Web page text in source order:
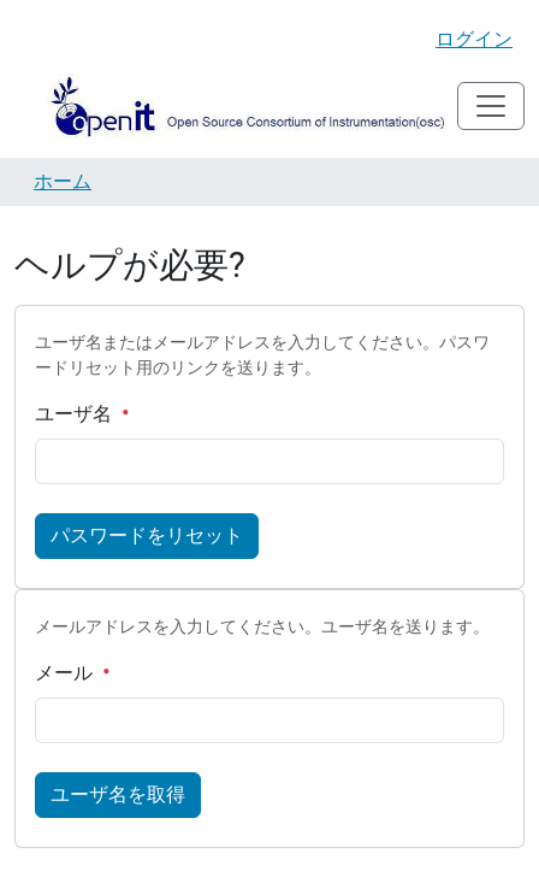
ログイン
ホーム
ヘルプが必要?
ユーザ名またはメールアドレスを入力してください。パスワ
ードリセット用のリンクを送ります。
ユーザ名
パスワードをリセット
メールアドレスを入力してください。ユーザ名を送ります。
メール
ユーザ名を取得